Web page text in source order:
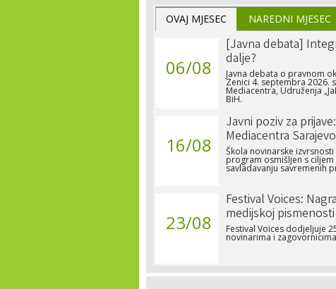
OVAJ MJESEC NAREDNI MJESEC
06/08
[Javna debata]
dalje?
Javna debata o pravnom
Zenici 4. septembra 2026.
Mediacentra, Udruženja
BiH.
16/08
Javni poziv za
Mediacentra Sarajevo
Škola novinarske
program osmišljen s
savladavanju savremenih
23/08
Festival Voices:
medijskoj pismenosti
Festival Voices dodjeljuje
novinarima i